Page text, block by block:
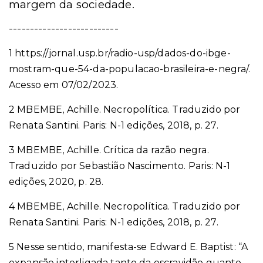
margem da sociedade.
--------------------------
1 https://jornal.usp.br/radio-usp/dados-do-ibge-
mostram-que-54-da-populacao-brasileira-e-negra/.
Acesso em 07/02/2023.
2 MBEMBE, Achille. Necropolítica. Traduzido por
Renata Santini. Paris: N-1 edições, 2018, p. 27.
3 MBEMBE, Achille. Crítica da razão negra.
Traduzido por Sebastião Nascimento. Paris: N-1
edições, 2020, p. 28.
4 MBEMBE, Achille. Necropolítica. Traduzido por
Renata Santini. Paris: N-1 edições, 2018, p. 27.
5 Nesse sentido, manifesta-se Edward E. Baptist: “A